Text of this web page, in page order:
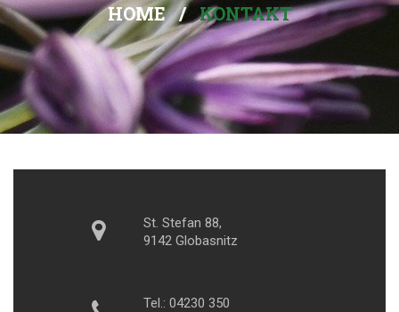
HOME / KONTAKT
St. Stefan 88,
9142 Globasnitz
Tel.: 04230 350